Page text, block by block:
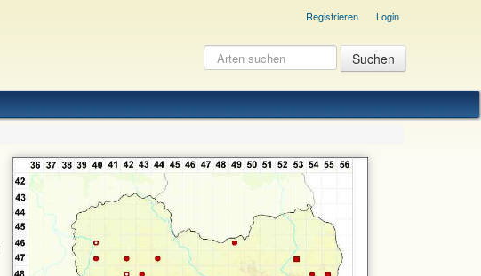
Registrieren Login